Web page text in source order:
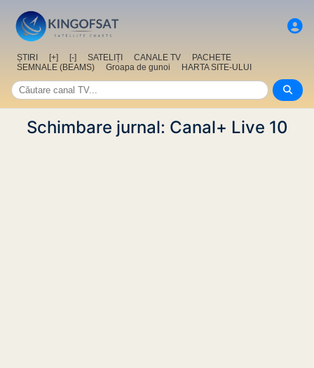
ȘTIRI [+] [-] SATELIȚI CANALE TV
PACHETE
SEMNALE (BEAMS)
Groapa de gunoi HARTA SITE-ULUI
Schimbare jurnal: Canal+ Live 10